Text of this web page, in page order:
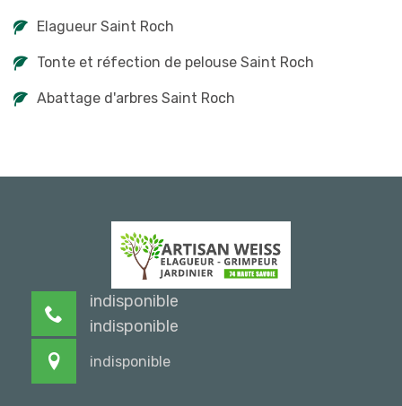
Elagueur Saint Roch
Tonte et réfection de pelouse Saint Roch
Abattage d'arbres Saint Roch
indisponible
indisponible
indisponible